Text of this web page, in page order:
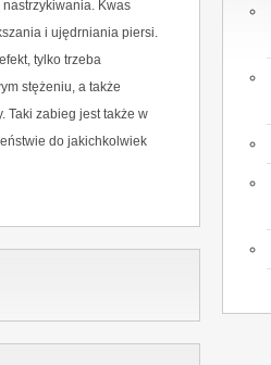
Kwas
i ujędrniania piersi.
tylko trzeba
stężeniu, a także
Taki zabieg jest także w
do jakichkolwiek